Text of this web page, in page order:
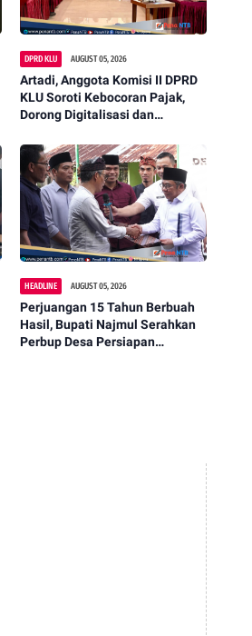
DPRD KLU AUGUST 05, 2026
Artadi, Anggota Komisi II DPRD
KLU Soroti Kebocoran Pajak,
Dorong Digitalisasi dan
HEADLINE AUGUST 05, 2026
Perjuangan 15 Tahun Berbuah
Hasil, Bupati Najmul Serahkan
Perbup Desa Persiapan